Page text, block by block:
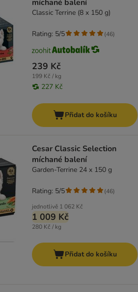
míchané balení
Classic Terrine (8 x 150 g)
239 Kč
199 Kč / kg
227 Kč
Rating: 5/5 (46)
Přidat do košíku
Cesar Classic Selection
míchané balení
Garden-Terrine 24 x 150 g
jednotlivě 1 062 Kč
1 009 Kč
280 Kč / kg
Rating: 5/5 (46)
Přidat do košíku